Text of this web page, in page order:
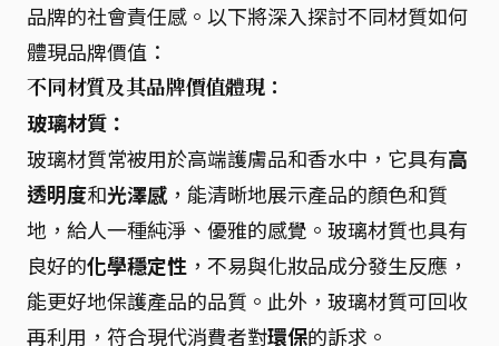
品牌的社會責任感。以下將深入探討不同材質如何
體現品牌價值：
不同材質及其品牌價值體現：
玻璃材質：
玻璃材質常被用於高端護膚品和香水中，它具有高
透明度和光澤感，能清晰地展示產品的顏色和質
地，給人一種純淨、優雅的感覺。玻璃材質也具有
良好的化學穩定性 ，不易與化妝品成分發生反應，
能更好地保護產品的品質。此外，玻璃材質可回收
再利用，符合現代消費者對環保的訴求。